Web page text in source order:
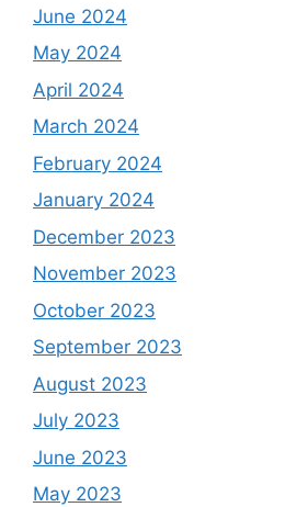
June 2024
May 2024
April 2024
March 2024
February 2024
January 2024
December 2023
November 2023
October 2023
September 2023
August 2023
July 2023
June 2023
May 2023